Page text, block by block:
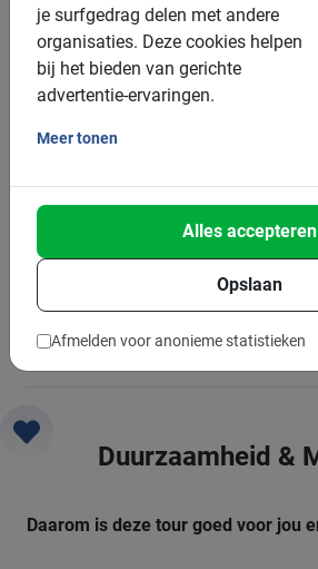
je surfgedrag delen met andere
organisaties. Deze cookies helpen
bij het bieden van gerichte
advertentie-ervaringen.
Meer tonen
Opslaan
Alles accepteren
Afmelden voor anonieme statistieken
Elektrische fiets: op aanvraag, €
Helmen: Beschikbaar, op aanvraag
Gemiddelde groepsgrootte: 8
Minimum aantal: 2 deelnemers
Per 15 deelnemers wordt een
Duurzaamheid &
Daarom is deze tour goed voor jou